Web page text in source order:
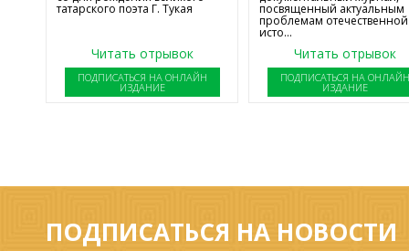
татарского поэта Г. Тукая
Читать отрывок
ПОДПИСАТЬСЯ НА ОНЛАЙН
ИЗДАНИЕ
посвященный актуальным
проблемам отечественной
исто...
Читать отрывок
ПОДПИСАТЬСЯ НА
ИЗДАНИЕ
ПОДПИСАТЬСЯ НА НОВОСТИ